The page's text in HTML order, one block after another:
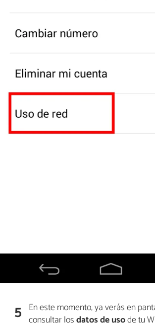
5 En este momento, ya verás en
consultar losdatos de usode tu